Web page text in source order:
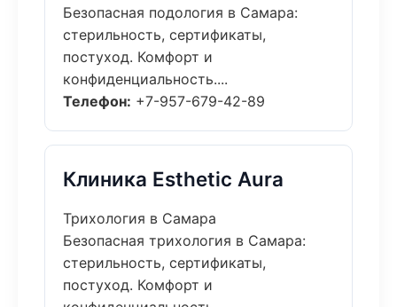
Безопасная подология в Самара:
стерильность, сертификаты,
постуход. Комфорт и
конфиденциальность....
Телефон: +7-957-679-42-89
Клиника Esthetic Aura
Трихология в Самара
Безопасная трихология в Самара:
стерильность, сертификаты,
постуход. Комфорт и